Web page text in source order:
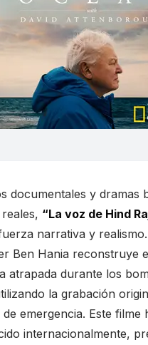
documentales y dramas
“La voz de Hind
narrativa y
Ben Hania reconstruye
atrapada durante los
la grabación
de emergencia. Este filme
internacionalmente,